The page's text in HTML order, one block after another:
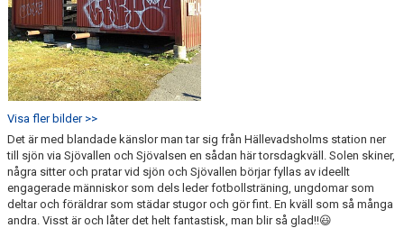
Visa fler bilder >>
Det är med blandade känslor man tar sig från Hällevadsholms station ner
till sjön via Sjövallen och Sjövalsen en sådan här torsdagkväll. Solen skiner,
några sitter och pratar vid sjön och Sjövallen börjar fyllas av ideellt
engagerade människor som dels leder fotbollsträning, ungdomar som
deltar och föräldrar som städar stugor och gör fint. En kväll som så många
andra. Visst är och låter det helt fantastisk, man blir så glad!!😃